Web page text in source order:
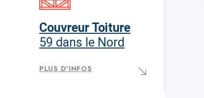
Couvreur Toiture
59 dans le Nord
PLUS D'INFOS